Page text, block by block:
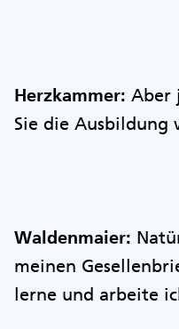
Herzkammer: Aber
Sie die Ausbildung
Waldenmaier:
meinen
lerne und arbeite